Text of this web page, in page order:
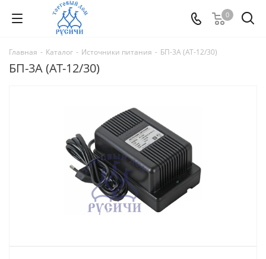
0
Главная - Каталог - Источники питания - БП-3А (АТ-12/30)
БП-3А (АТ-12/30)